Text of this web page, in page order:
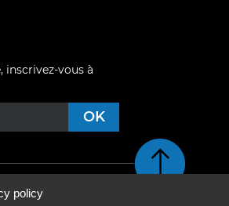
vous à
Retour en haut de page
policy